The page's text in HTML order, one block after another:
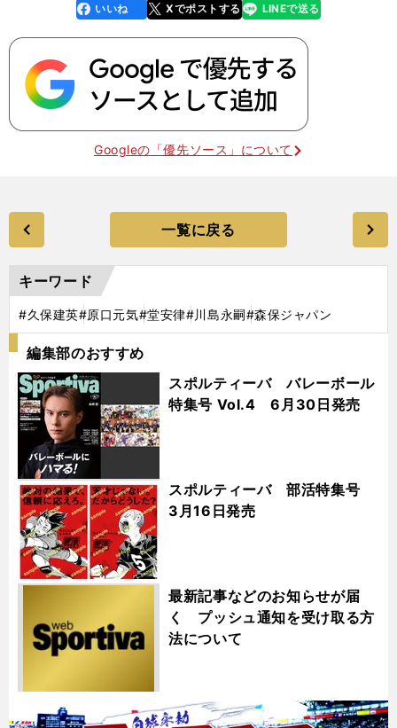
faceboo
k
いいね Xでポストする
line LINEで送る
Googleの「優先ソース」について
一覧に戻る
キーワード
#久保建英#原口元気#堂安律#川島永嗣#森保ジャパン
編集部のおすすめ
スポルティーバ バレーボール
特集号 Vol.4 6月30日発売
スポルティーバ 部活特集号
3月16日発売
最新記事などのお知らせが届
く プッシュ通知を受け取る方
法について